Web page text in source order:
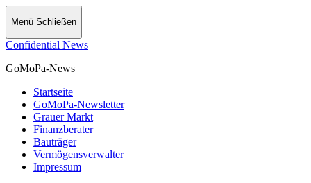
Menü Schließen
Confidential News
GoMoPa-News
Startseite
GoMoPa-Newsletter
Grauer Markt
Finanzberater
Bauträger
Vermögensverwalter
Impressum